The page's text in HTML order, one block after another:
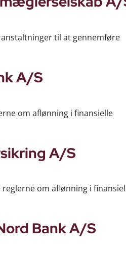
til at gennemføre
A/S
om aflønning i finansielle
A/S
om aflønning i
Bank A/S